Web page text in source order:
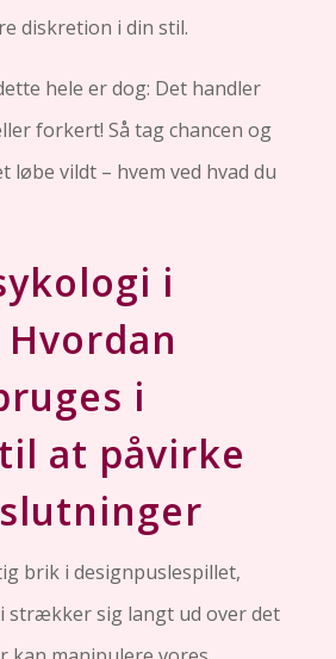
diskretion i din stil.
hele er dog: Det handler
forkert! Så tag chancen og
løbe vildt – hvem ved hvad du
i
i
at påvirke
brik i designpuslespillet,
strækker sig langt ud over det